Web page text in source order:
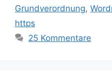
Grundverordnung,
https
25 Kommentare